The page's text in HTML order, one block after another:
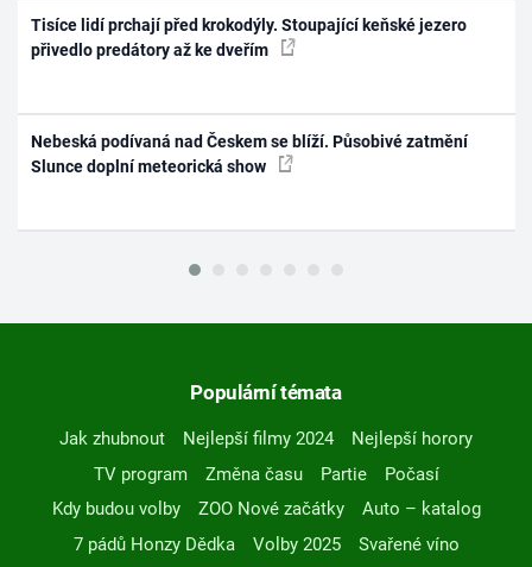
Tisíce lidí prchají před krokodýly. Stoupající keňské jezero
přivedlo predátory až ke dveřím
Nebeská podívaná nad Českem se blíží. Působivé zatmění
Slunce doplní meteorická show
Populární témata
Jak zhubnout Nejlepší filmy 2024
Nejlepší horory
TV program
Změna času Partie
Počasí
Kdy budou volby
ZOO Nové začátky
Auto – katalog
7 pádů Honzy Dědka
Volby 2025
Svařené víno